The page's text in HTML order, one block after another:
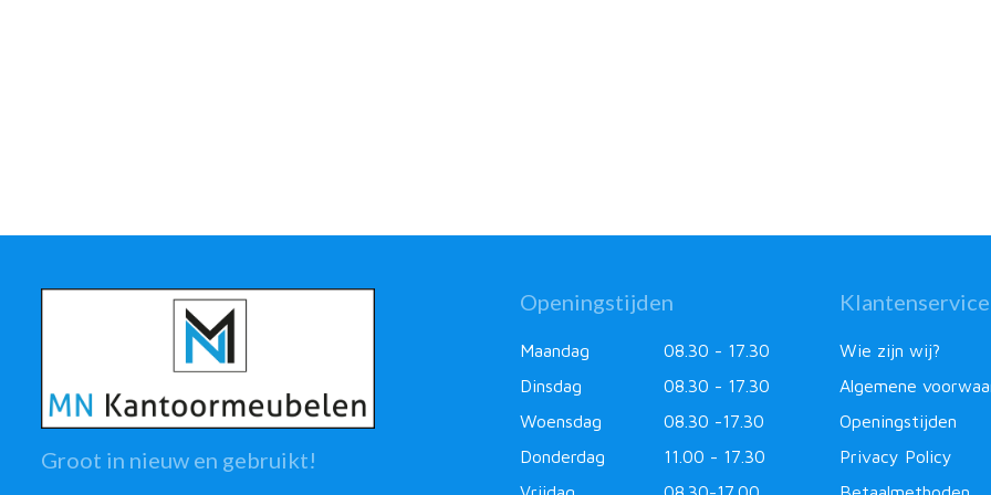
Groot in nieuw en gebruikt!
Openingstijden
Maandag
08.30 - 17.30
Dinsdag
08.30 - 17.30
Woensdag
08.30 -17.30
Donderdag
11.00 - 17.30
Klantenservice
Wie zijn wij?
Algemene
Openingstijden
Privacy Policy